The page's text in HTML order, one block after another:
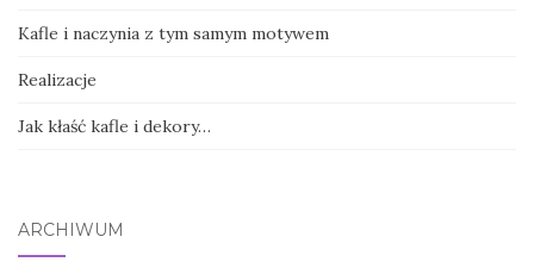
Kafle i naczynia z tym samym motywem
Realizacje
Jak kłaść kafle i dekory…
ARCHIWUM